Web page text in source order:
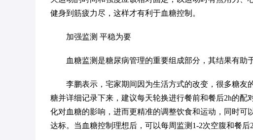
健身到筋疲力尽，这样才有利于血糖控制。
加强监测 平稳为要
血糖监测是糖尿病管理的重要组成部分，其结果有助
李鹏表示，宅家期间因为生活方式的改变，很多糖友
糖并详细记录下来，建议每天轮换进行餐前和餐后2h的
化对血糖的影响，进而更精准的调整饮食和运动，同时
达标。当血糖控制理想后，可以每周监测1-2次空腹和餐后